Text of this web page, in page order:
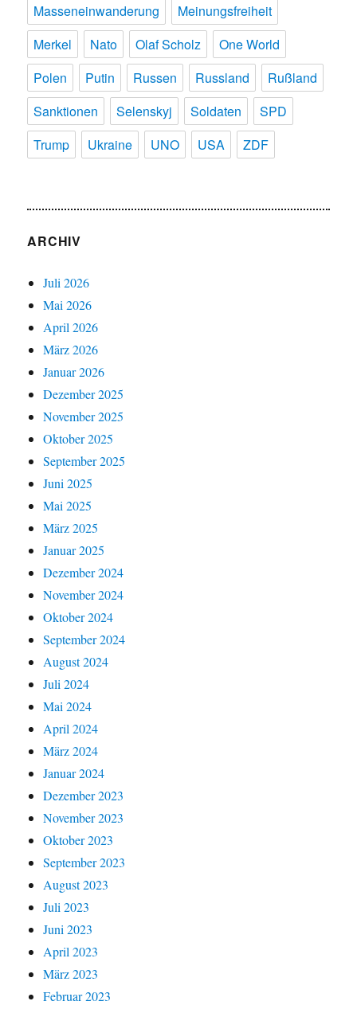
Masseneinwanderung
Meinungsfreiheit
Merkel
Nato Olaf Scholz
One World
Polen
Putin Russen Russland
Rußland
Sanktionen
Selenskyj Soldaten
SPD
Trump
Ukraine UNO USA ZDF
ARCHIV
Juli 2026
Mai 2026
April 2026
März 2026
Januar 2026
Dezember 2025
November 2025
Oktober 2025
September 2025
Juni 2025
Mai 2025
März 2025
Januar 2025
Dezember 2024
November 2024
Oktober 2024
September 2024
August 2024
Juli 2024
Mai 2024
April 2024
März 2024
Januar 2024
Dezember 2023
November 2023
Oktober 2023
September 2023
August 2023
Juli 2023
Juni 2023
April 2023
März 2023
Februar 2023